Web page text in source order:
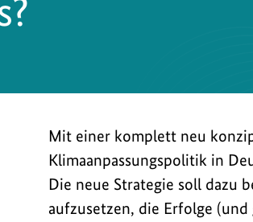
Mit einer komplett neu
Klimaanpassungspolitik in
Die neue Strategie soll dazu
aufzusetzen, die Erfolge